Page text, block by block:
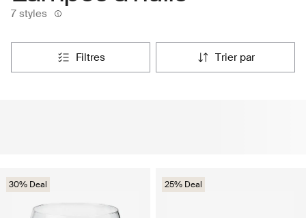
7 styles
filtres trier par
30% Deal 25% Deal